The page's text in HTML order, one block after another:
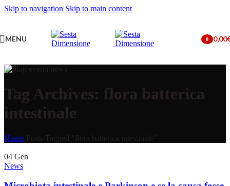
Skip to navigation Skip to main content
MENU
0
0,00
Tag Archives: flora batterica
intestinale
Home Posts Tagged "flora batterica intestinale"
04 Gen
News